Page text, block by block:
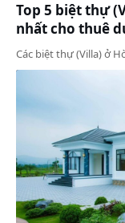
Top 5 biệt thự
nhất cho thuê
Các biệt thự (Villa) ở